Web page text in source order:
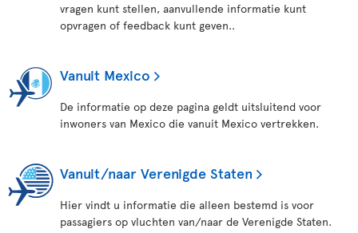
vragen kunt stellen, aanvullende informatie kunt
opvragen of feedback kunt geven..
Vanuit Mexico
De informatie op deze pagina geldt uitsluitend voor
inwoners van Mexico die vanuit Mexico vertrekken.
Vanuit/naar Verenigde Staten
Hier vindt u informatie die alleen bestemd is voor
passagiers op vluchten van/naar de Verenigde Staten.